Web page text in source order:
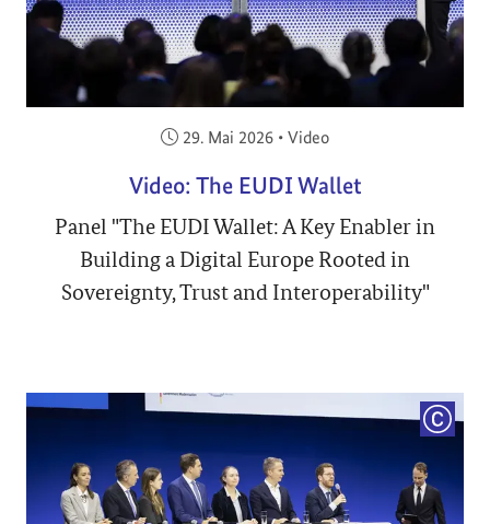
Veröffentlicht am:
29. Mai 2026 • Video
Video: The EUDI Wallet
Panel "The EUDI Wallet: A Key Enabler in
Building a Digital Europe Rooted in
Sovereignty, Trust and Interoperability"